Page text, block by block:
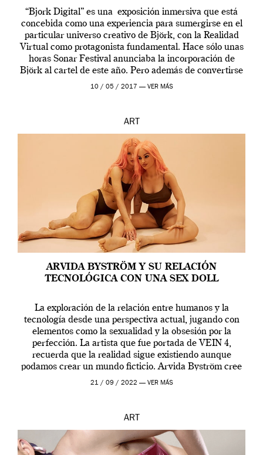
“Bjork Digital” es una exposición inmersiva que está
concebida como una experiencia para sumergirse en el
particular universo creativo de Björk, con la Realidad
Virtual como protagonista fundamental. Hace sólo unas
horas Sonar Festival anunciaba la incorporación de
Björk al cartel de este año. Pero además de convertirse
en una de las actuaciones más relevantes […]
10 / 05 / 2017 — VER MÁS
ART
ARVIDA BYSTRÖM Y SU RELACIÓN
TECNOLÓGICA CON UNA SEX DOLL
La exploración de la relación entre humanos y la
tecnología desde una perspectiva actual, jugando con
elementos como la sexualidad y la obsesión por la
perfección. La artista que fue portada de VEIN 4,
recuerda que la realidad sigue existiendo aunque
podamos crear un mundo ficticio. Arvida Byström cree
que los humanos tienen un complejo […]
21 / 09 / 2022 — VER MÁS
ART